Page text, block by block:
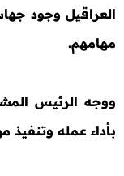
العراقيل وجود
مهامهم.
ووجه الرئيس
بأداء عمله